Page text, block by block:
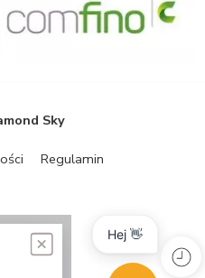
Sky
Regulamin